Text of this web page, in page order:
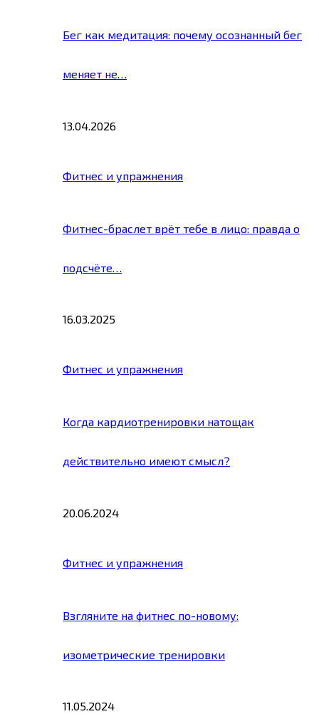
Бег как медитация: почему осознанный бег
меняет не…
13.04.2026
Фитнес и упражнения
Фитнес-браслет врёт тебе в лицо: правда о
подсчёте…
16.03.2025
Фитнес и упражнения
Когда кардиотренировки натощак
действительно имеют смысл?
20.06.2024
Фитнес и упражнения
Взгляните на фитнес по-новому:
изометрические тренировки
11.05.2024